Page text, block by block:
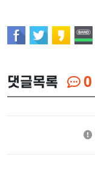
댓글목록 0